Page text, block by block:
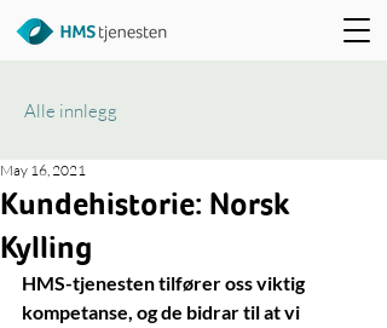
Alle innlegg
Kundehistorie: Norsk
Kylling
May 16, 2021
HMS-tjenesten tilfører oss viktig
kompetanse, og de bidrar til at vi